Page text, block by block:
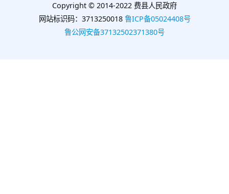
Copyright © 2014-2022 费县人民政府
网站标识码：3713250018 鲁ICP备05024408号
鲁公网安备37132502371380号